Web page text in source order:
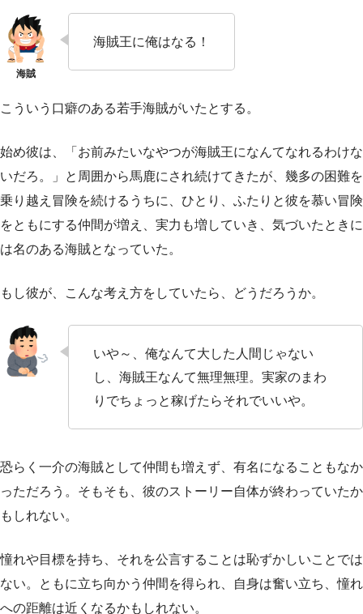
海賊王に俺はなる！
こういう口癖のある若手海賊がいたとする。
始め彼は、「お前みたいなやつが海賊王になんてなれるわけな
いだろ。」と周囲から馬鹿にされ続けてきたが、幾多の困難を
乗り越え冒険を続けるうちに、ひとり、ふたりと彼を慕い冒険
をともにする仲間が増え、実力も増していき、気づいたときに
は名のある海賊となっていた。
もし彼が、こんな考え方をしていたら、どうだろうか。
いや～、俺なんて大した人間じゃない
し、海賊王なんて無理無理。実家のまわ
りでちょっと稼げたらそれでいいや。
恐らく一介の海賊として仲間も増えず、有名になることもなか
っただろう。そもそも、彼のストーリー自体が終わっていたか
もしれない。
憧れや目標を持ち、それを公言することは恥ずかしいことでは
ない。ともに立ち向かう仲間を得られ、自身は奮い立ち、憧れ
への距離は近くなるかもしれない。